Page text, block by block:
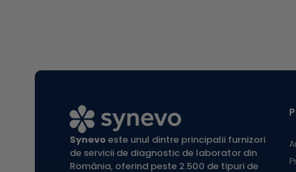
Synevoeste unul dintre principalii furnizori
de servicii de diagnostic de laborator din
România, oferind peste 2.500 de tipuri de